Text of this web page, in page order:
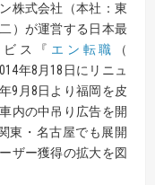
株式会社（本社：東
）が運営する日本最
ス『 エン転職
（
年8月18日にリニュ
9月8日より福岡を皮
内の中吊り広告を開
東・名古屋でも展開
ザー獲得の拡大を図